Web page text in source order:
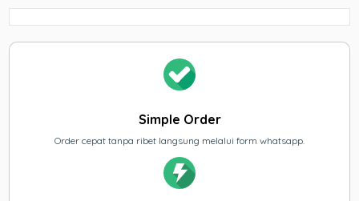
Simple Order
Order cepat tanpa ribet langsung melalui form whatsapp.